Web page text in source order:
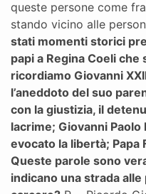
queste persone come
stando vicino alle
stati momenti storici
papi a Regina Coeli
ricordiamo Giovanni
l’aneddoto del suo
con la giustizia, il
lacrime; Giovanni
evocato la libertà; Papa
Queste parole sono
indicano una strada